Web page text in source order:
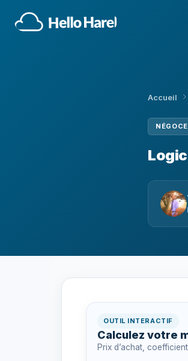
Accueil
OUTIL INTERACTIF
Calculez votre
Prix d’achat,